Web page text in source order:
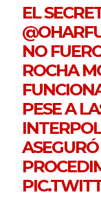
EL
NO
ROCHA
PESE A